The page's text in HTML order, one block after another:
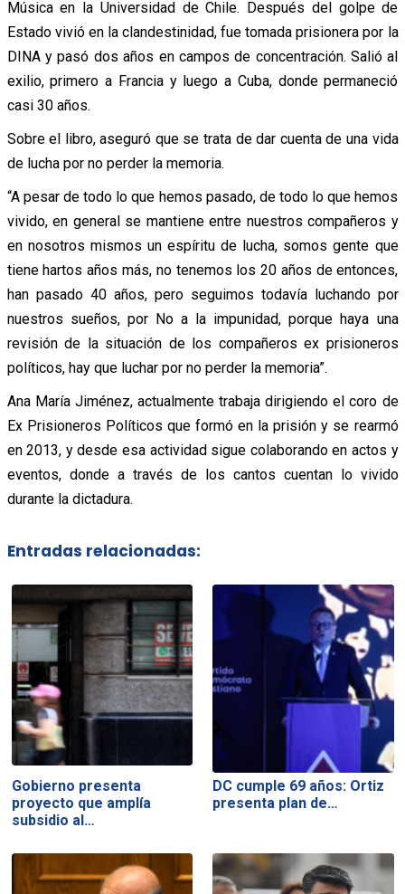
Música en la Universidad de Chile. Después del golpe de
Estado vivió en la clandestinidad, fue tomada prisionera por la
DINA y pasó dos años en campos de concentración. Salió al
exilio, primero a Francia y luego a Cuba, donde permaneció
casi 30 años.
Sobre el libro, aseguró que se trata de dar cuenta de una vida
de lucha por no perder la memoria.
“A pesar de todo lo que hemos pasado, de todo lo que hemos
vivido, en general se mantiene entre nuestros compañeros y
en nosotros mismos un espíritu de lucha, somos gente que
tiene hartos años más, no tenemos los 20 años de entonces,
han pasado 40 años, pero seguimos todavía luchando por
nuestros sueños, por No a la impunidad, porque haya una
revisión de la situación de los compañeros ex prisioneros
políticos, hay que luchar por no perder la memoria”.
Ana María Jiménez, actualmente trabaja dirigiendo el coro de
Ex Prisioneros Políticos que formó en la prisión y se rearmó
en 2013, y desde esa actividad sigue colaborando en actos y
eventos, donde a través de los cantos cuentan lo vivido
durante la dictadura.
Entradas relacionadas:
Gobierno presenta
proyecto que amplía
subsidio al…
DC cumple 69 años: Ortiz
presenta plan de…